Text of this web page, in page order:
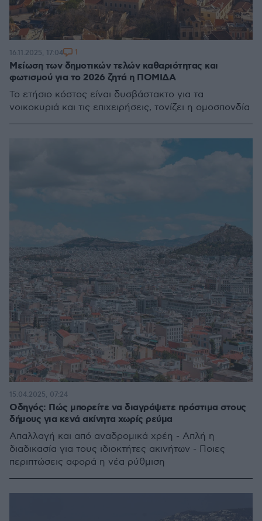
Μείωση των δημοτικών τελών καθαριότητας και
φωτισμού για το 2026 ζητά η ΠΟΜΙΔΑ
Το ετήσιο κόστος είναι δυσβάστακτο για τα
νοικοκυριά και τις επιχειρήσεις, τονίζει η ομοσπονδία
16.11.2025, 17:04 1
Οδηγός: Πώς μπορείτε να διαγράψετε πρόστιμα στους
δήμους για κενά ακίνητα χωρίς ρεύμα
Απαλλαγή και από αναδρομικά χρέη - Απλή η
διαδικασία για τους ιδιοκτήτες ακινήτων - Ποιες
περιπτώσεις αφορά​ η νέα ρύθμιση
15.04.2025, 07:24